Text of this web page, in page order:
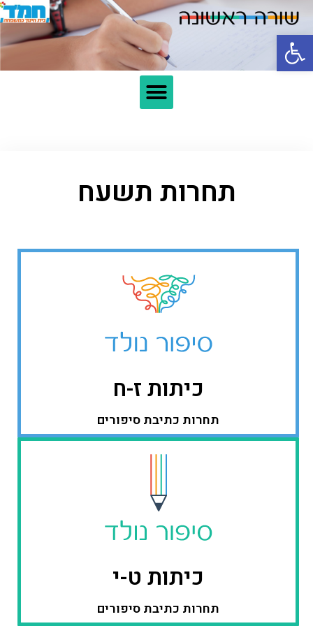
פתח סרגל נגישות
תחרות תשעח
כיתות ז-ח
תחרות כתיבת סיפורים
כיתות ט-י
תחרות כתיבת סיפורים